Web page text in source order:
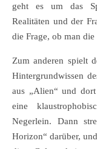
geht es um das
Realitäten und der
die Frage, ob man
Zum anderen spielt
Hintergrundwissen
aus „Alien“ und
eine
Negerlein. Dann
Horizon“ darüber,